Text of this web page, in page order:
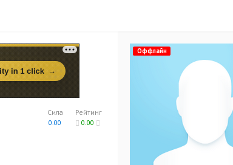
Рейтинг
0.00
Сила
0.00
Оффлайн